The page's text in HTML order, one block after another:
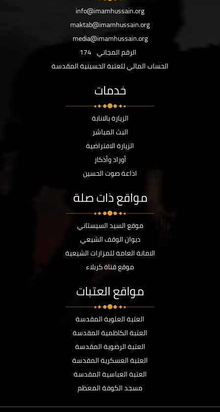
info@imamhussain.org
maktab@imamhussain.org
media@imamhussain.org
الرقم المجاني 174
الحساب المالي للعتبة الحسينية المقدسة
خدمات
الزيارة بالانابة
البث المباشر
الزيارة الافتراضية
أوراد وأذكار
اذاعة صوت الحسين
مواقع ذات صلة
موقع السيد السيستاني
ديوان الوقف الشيعي
الامانة العامة للمزارات الشيعية
موقع قناة كربلاء
مواقع العتبات
العتبة العلوية المقدسة
العتبة الكاظمية المقدسة
العتبة الرضوية المقدسة
العتبة العسكرية المقدسة
العتبة العباسية المقدسة
مسجد الكوفة المعظم